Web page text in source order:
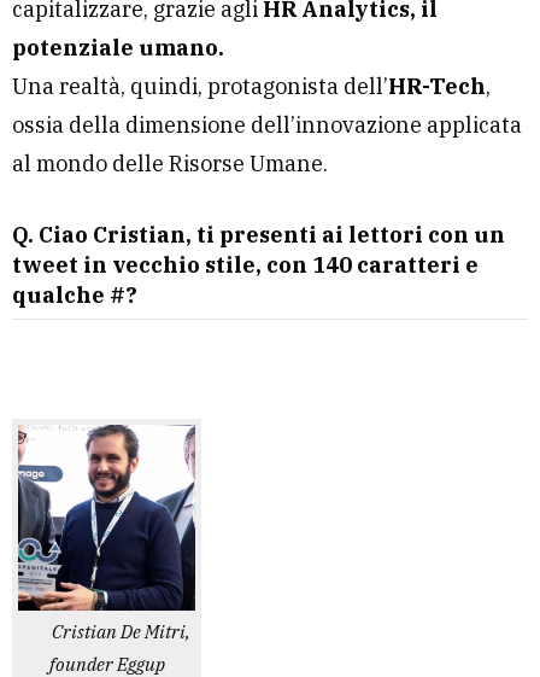
capitalizzare, grazie agli HR Analytics, il
potenziale umano.
Una realtà, quindi, protagonista dell’HR-Tech,
ossia della dimensione dell’innovazione applicata
al mondo delle Risorse Umane.
Q. Ciao Cristian, ti presenti ai lettori con un
tweet in vecchio stile, con 140 caratteri e
qualche #?
Cristian De Mitri,
founder Eggup